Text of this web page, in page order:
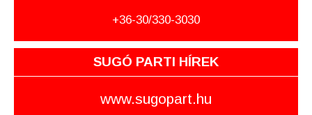
+36-30/330-3030
SUGÓ PARTI HÍREK
www.sugopart.hu